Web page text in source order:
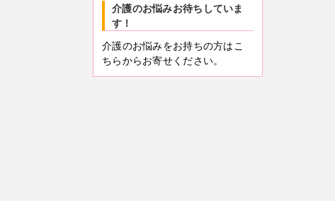
介護のお悩みお待ちしていま
す！
介護のお悩みをお持ちの方はこ
ちらからお寄せください。